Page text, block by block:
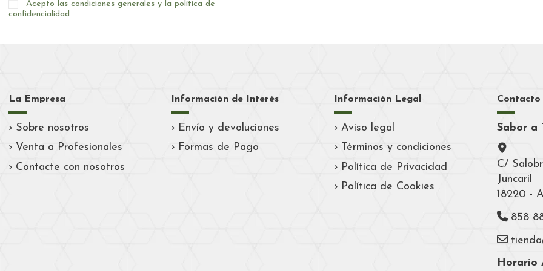
Acepto las condiciones generales y la política de
confidencialidad
La Empresa
Sobre nosotros
Venta a Profesionales
Contacte con nosotros
Información de Interés
Envío y devoluciones
Formas de Pago
Información Legal
Aviso legal
Términos y condiciones
Política de Privacidad
Política de Cookies
Contacto
Sabor a
C/
Juncaril
18220 -
858
Horario